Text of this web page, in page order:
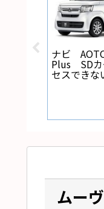
ナビ
Plus SD
セスできな
ムー